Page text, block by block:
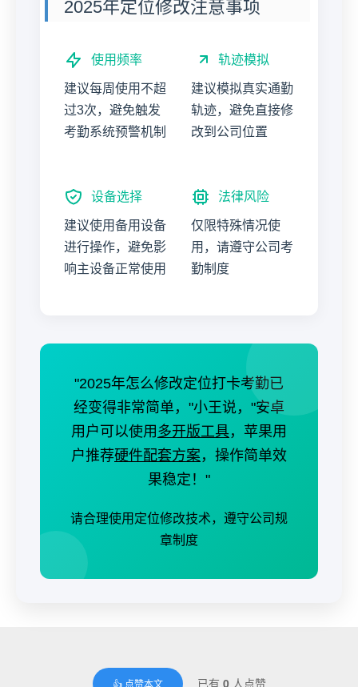
2025年定位修改注意事项
使用频率
建议每周使用不超
过3次，避免触发
考勤系统预警机制
轨迹模拟
建议模拟真实通勤
轨迹，避免直接修
改到公司位置
设备选择
建议使用备用设备
进行操作，避免影
响主设备正常使用
法律风险
仅限特殊情况使
用，请遵守公司考
勤制度
"2025年怎么修改定位打卡考勤已
经变得非常简单，"小王说，"安卓
用户可以使用 多开版工具 ，苹果用
户推荐硬件配套方案 ，操作简单效
果稳定！"
请合理使用定位修改技术，遵守公司规
章制度
👍 点赞本文 已有 0人点赞